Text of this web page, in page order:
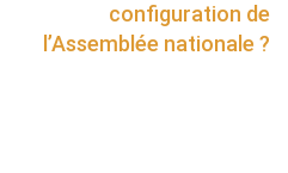
configuration de
l’Assemblée nationale ?